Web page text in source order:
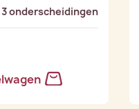
3 onderscheidingen